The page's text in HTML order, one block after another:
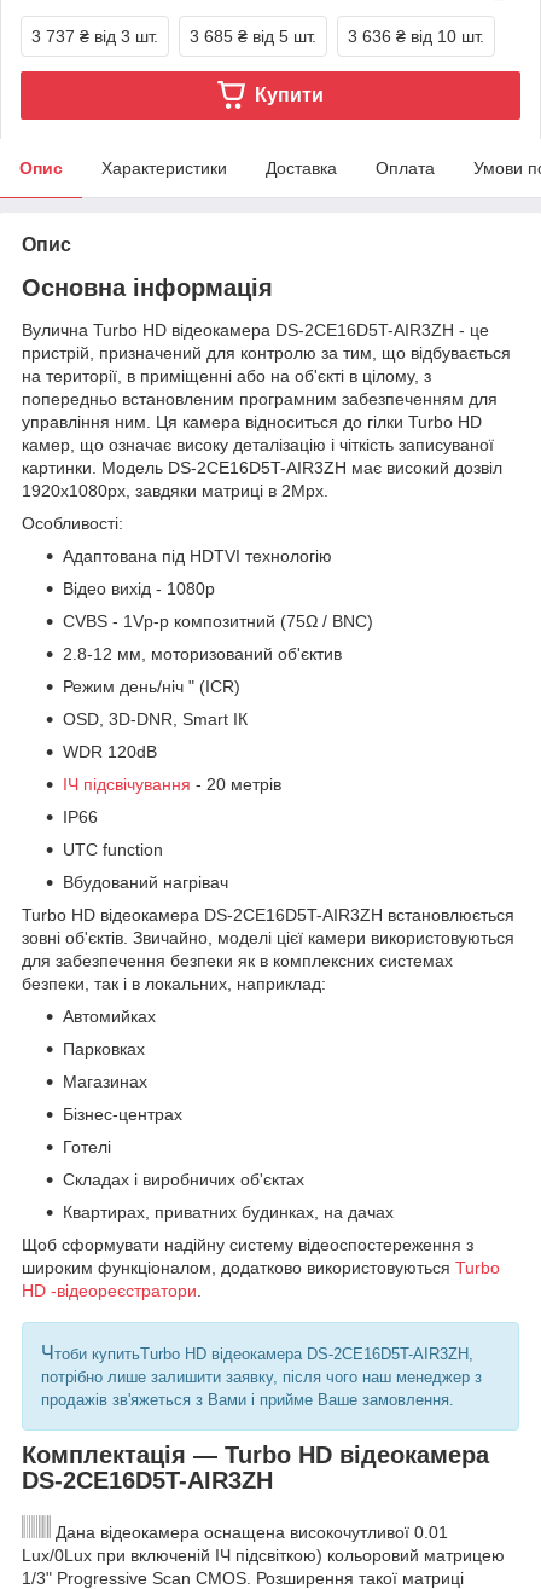
3 737 ₴ від 3 шт. 3 685 ₴ від 5 шт. 3 636 ₴ від 10 шт.
Купити
Опис Характеристики Доставка Оплата Умови
Опис
Основна інформація
Вулична Turbo HD відеокамера DS-2CE16D5T-AIR3ZH - це
пристрій, призначений для контролю за тим, що відбувається
на території, в приміщенні або на об'єкті в цілому, з
попередньо встановленим програмним забезпеченням для
управління ним. Ця камера відноситься до гілки Turbo HD
камер, що означає високу деталізацію і чіткість записуваної
картинки. Модель DS-2CE16D5T-AIR3ZH має високий дозвіл
1920х1080рх, завдяки матриці в 2Mpx.
Особливості:
Адаптована під HDTVI технологію
Відео вихід - 1080p
CVBS - 1Vp-p композитний (75Ω / BNC)
2.8-12 мм, моторизований об'єктив
Режим день/ніч " (ICR)
OSD, 3D-DNR, Smart ІК
WDR 120dB
ІЧ підсвічування - 20 метрів
IP66
UTC function
Вбудований нагрівач
Turbo HD відеокамера DS-2CE16D5T-AIR3ZH встановлюється
зовні об'єктів. Звичайно, моделі цієї камери використовуються
для забезпечення безпеки як в комплексних системах
безпеки, так і в локальних, наприклад:
Автомийках
Парковках
Магазинах
Бізнес-центрах
Готелі
Складах і виробничих об'єктах
Квартирах, приватних будинках, на дачах
Щоб сформувати надійну систему відеоспостереження з
широким функціоналом, додатково використовуються Turbo
HD -відеореєстратори.
Ч тоби купитьTurbo HD відеокамера DS-2CE16D5T-AIR3ZH,
потрібно лише залишити заявку, після чого наш менеджер з
продажів зв'яжеться з Вами і прийме Ваше замовлення.
Комплектація — Turbo HD відеокамера
DS-2CE16D5T-AIR3ZH
Дана відеокамера оснащена високочутливої 0.01
Lux/0Lux при включеній ІЧ підсвіткою) кольоровий матрицею
1/3" Progressive Scan CMOS. Розширення такої матриці